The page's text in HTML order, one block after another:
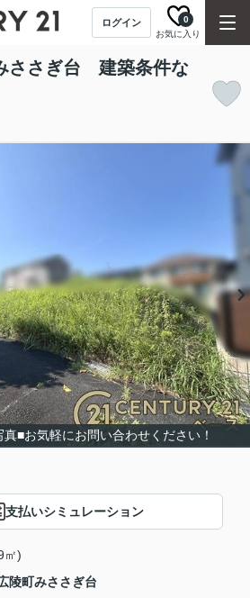
ログイン
お気に入り
0
ささぎ台 建築条件な
真■お気軽にお問い合わせください！
支払いシミュレーション
㎡)
陵町みささぎ台